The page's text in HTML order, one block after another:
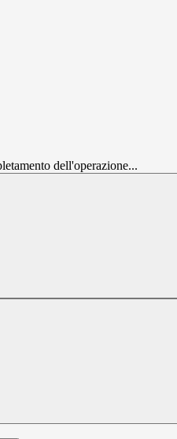
dell'operazione...